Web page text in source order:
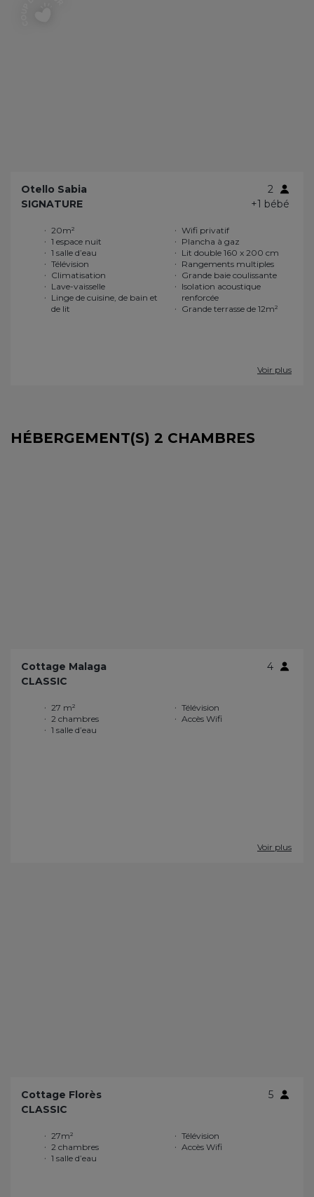
Otello Sabia
2
+1 bébé
SIGNATURE
20m²
1 espace nuit
1 salle d’eau
Télévision
Climatisation
Lave-vaisselle
Linge de cuisine, de bain et
de lit
Wifi privatif
Plancha à gaz
Lit double 160 x 200 cm
Rangements multiples
Grande baie coulissante
Isolation acoustique
renforcée
Grande terrasse de 12m²
Voir plus
HÉBERGEMENT(S) 2 CHAMBRES
Cottage Malaga
4
CLASSIC
27 m²
2 chambres
1 salle d’eau
Télévision
Accès Wifi
Voir plus
Cottage Florès
5
CLASSIC
27m²
2 chambres
1 salle d’eau
Télévision
Accès Wifi